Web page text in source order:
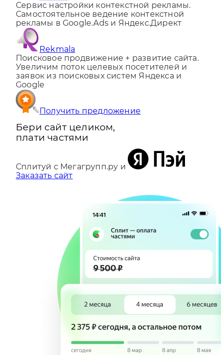
Onicon
Сервис настройки контекстной рекламы.
Самостоятельное ведение контекстной
рекламы в Google.Ads и Яндекс.Директ
Rekmala
Поисковое продвижение + развитие сайта.
Увеличим поток целевых посетителей и
заявок из поисковых систем Яндекса и
Google
Бери сайт целиком,
Сплитуй с Мегагрупп.ру и